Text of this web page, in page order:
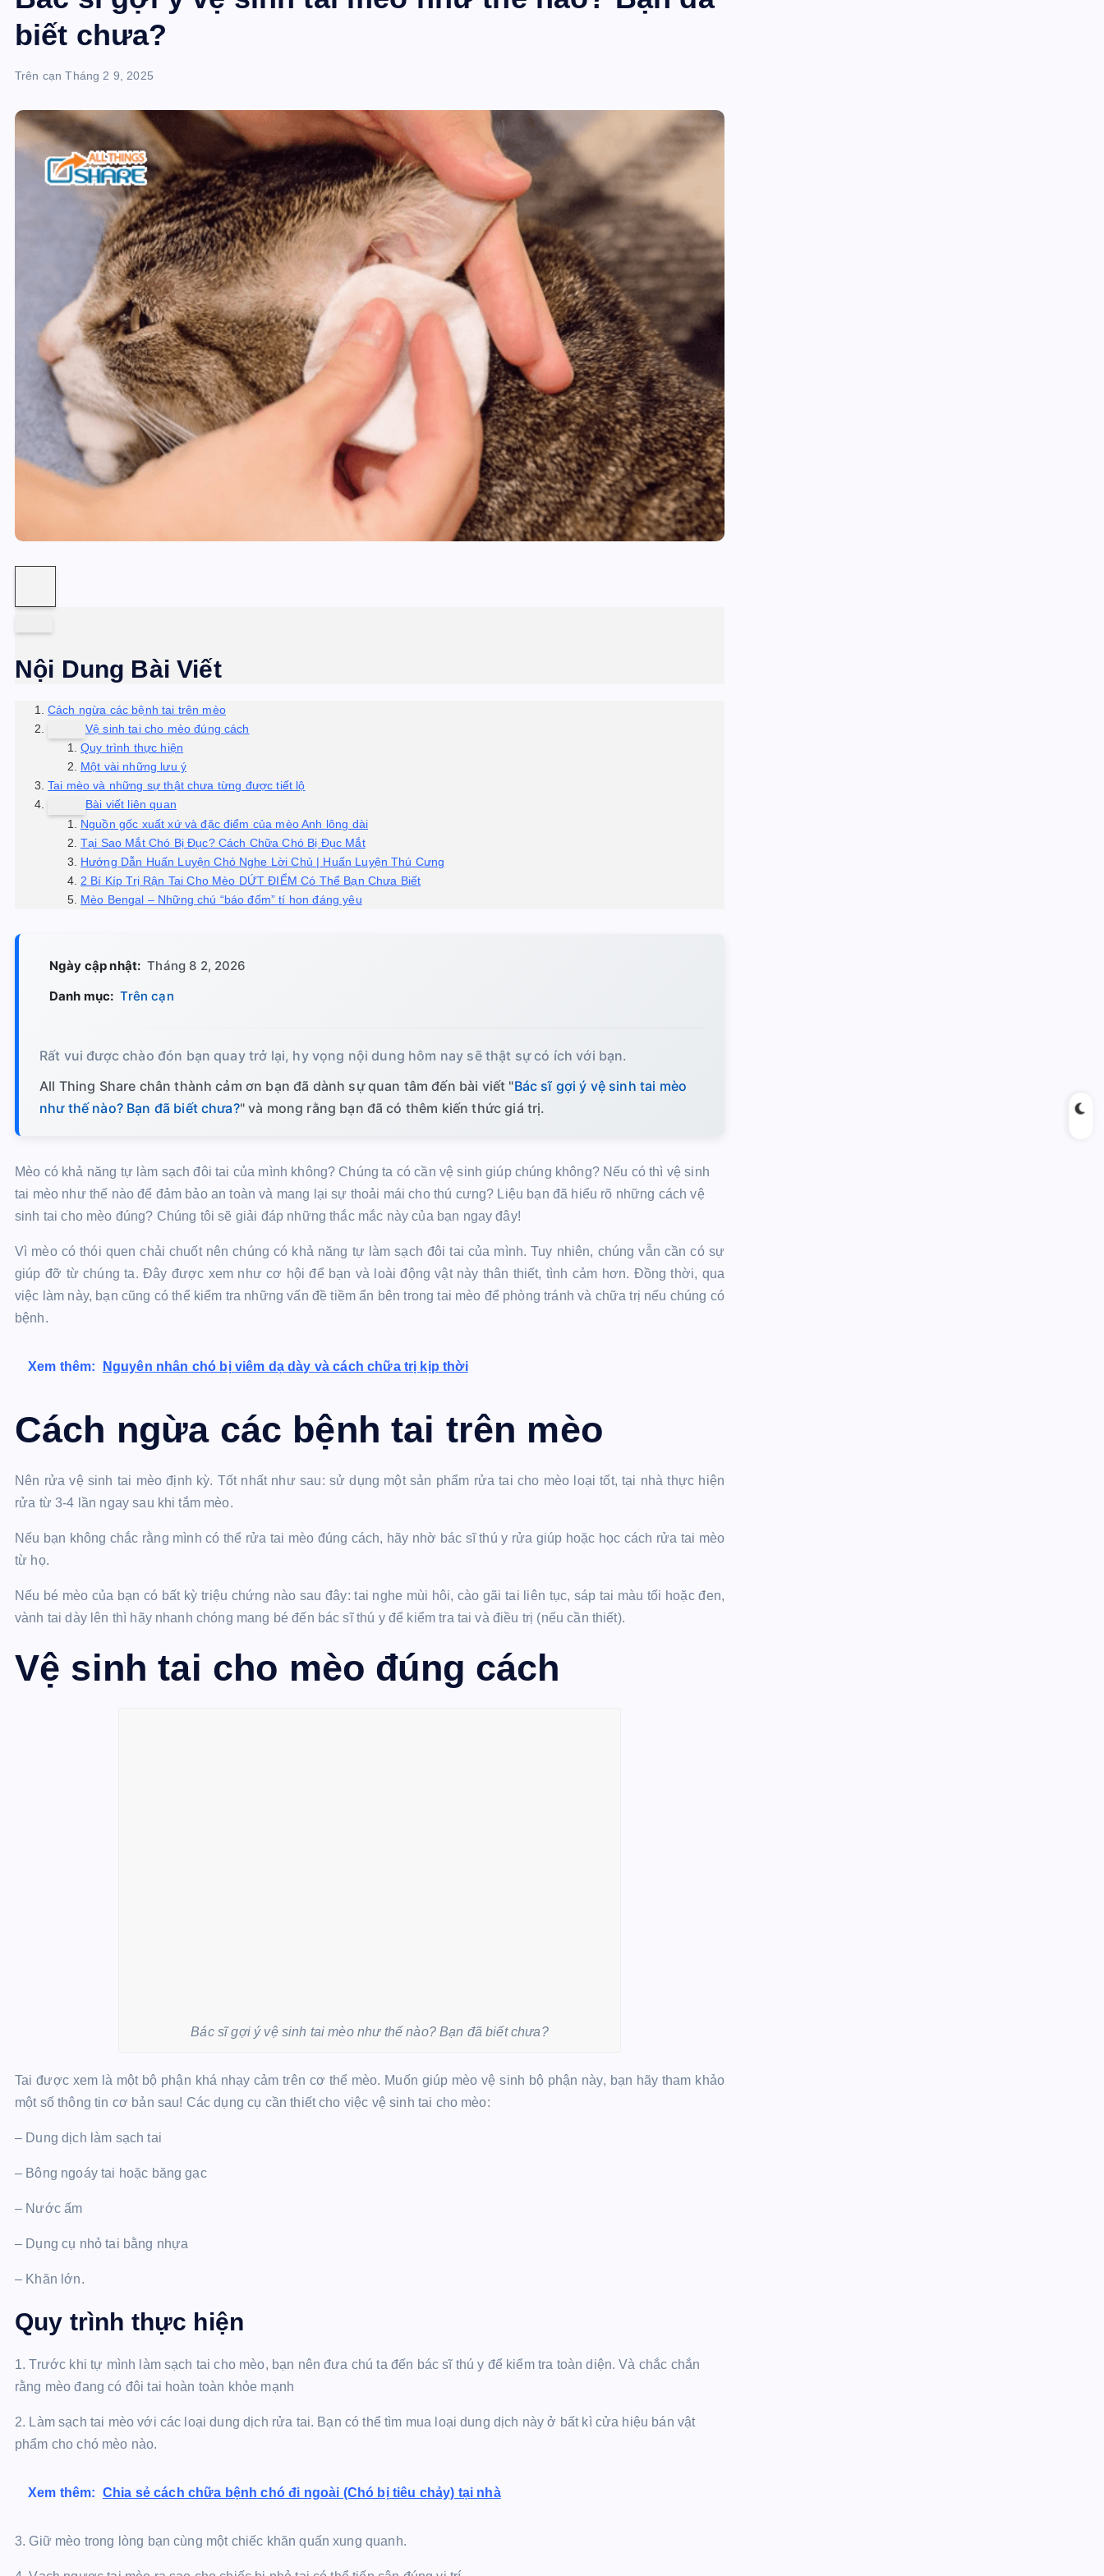
biết chưa?
Trên cạn Tháng 2 9, 2025
Nội Dung Bài Viết
Cách ngừa các bệnh tai trên mèo
Vệ sinh tai cho mèo đúng cách
Quy trình thực hiện
Một vài những lưu ý
Tai mèo và những sự thật chưa từng được tiết lộ
Bài viết liên quan
Nguồn gốc xuất xứ và đặc điểm của mèo Anh lông dài
Tại Sao Mắt Chó Bị Đục? Cách Chữa Chó Bị Đục Mắt
Hướng Dẫn Huấn Luyện Chó Nghe Lời Chủ | Huấn Luyện Thú Cưng
2 Bí Kíp Trị Rận Tai Cho Mèo DỨT ĐIỂM Có Thể Bạn Chưa Biết
Mèo Bengal – Những chú “báo đốm” tí hon đáng yêu
Ngày cập nhật: Tháng 8 2, 2026
Danh mục: Trên cạn
Rất vui được chào đón bạn quay trở lại, hy vọng nội dung hôm nay sẽ thật sự có ích với bạn.
All Thing Share chân thành cảm ơn bạn đã dành sự quan tâm đến bài viết "Bác sĩ gợi ý vệ sinh tai mèo
như thế nào? Bạn đã biết chưa?" và mong rằng bạn đã có thêm kiến thức giá trị.
Mèo có khả năng tự làm sạch đôi tai của mình không? Chúng ta có cần vệ sinh giúp chúng không? Nếu có thì vệ sinh
tai mèo như thế nào để đảm bảo an toàn và mang lại sự thoải mái cho thú cưng? Liệu bạn đã hiểu rõ những cách vệ
sinh tai cho mèo đúng? Chúng tôi sẽ giải đáp những thắc mắc này của bạn ngay đây!
Vì mèo có thói quen chải chuốt nên chúng có khả năng tự làm sạch đôi tai của mình. Tuy nhiên, chúng vẫn cần có sự
giúp đỡ từ chúng ta. Đây được xem như cơ hội để bạn và loài động vật này thân thiết, tình cảm hơn. Đồng thời, qua
việc làm này, bạn cũng có thể kiểm tra những vấn đề tiềm ẩn bên trong tai mèo để phòng tránh và chữa trị nếu chúng có
bệnh.
Xem thêm: Nguyên nhân chó bị viêm dạ dày và cách chữa trị kịp thời
Cách ngừa các bệnh tai trên mèo
Nên rửa vệ sinh tai mèo định kỳ. Tốt nhất như sau: sử dụng một sản phẩm rửa tai cho mèo loại tốt, tại nhà thực hiện
rửa từ 3-4 lần ngay sau khi tắm mèo.
Nếu bạn không chắc rằng mình có thể rửa tai mèo đúng cách, hãy nhờ bác sĩ thú y rửa giúp hoặc học cách rửa tai mèo
từ họ.
Nếu bé mèo của bạn có bất kỳ triệu chứng nào sau đây: tai nghe mùi hôi, cào gãi tai liên tục, sáp tai màu tối hoặc đen,
vành tai dày lên thì hãy nhanh chóng mang bé đến bác sĩ thú y để kiểm tra tai và điều trị (nếu cần thiết).
Vệ sinh tai cho mèo đúng cách
Bác sĩ gợi ý vệ sinh tai mèo như thế nào? Bạn đã biết chưa?
Tai được xem là một bộ phận khá nhạy cảm trên cơ thể mèo. Muốn giúp mèo vệ sinh bộ phận này, bạn hãy tham khảo
một số thông tin cơ bản sau! Các dụng cụ cần thiết cho việc vệ sinh tai cho mèo:
– Dung dịch làm sạch tai
– Bông ngoáy tai hoặc băng gạc
– Nước ấm
– Dụng cụ nhỏ tai bằng nhựa
– Khăn lớn.
Quy trình thực hiện
1. Trước khi tự mình làm sạch tai cho mèo, bạn nên đưa chú ta đến bác sĩ thú y để kiểm tra toàn diện. Và chắc chắn
rằng mèo đang có đôi tai hoàn toàn khỏe mạnh
2. Làm sạch tai mèo với các loại dung dịch rửa tai. Bạn có thể tìm mua loại dung dịch này ở bất kì cửa hiệu bán vật
phẩm cho chó mèo nào.
Xem thêm: Chia sẻ cách chữa bệnh chó đi ngoài (Chó bị tiêu chảy) tại nhà
3. Giữ mèo trong lòng bạn cùng một chiếc khăn quấn xung quanh.